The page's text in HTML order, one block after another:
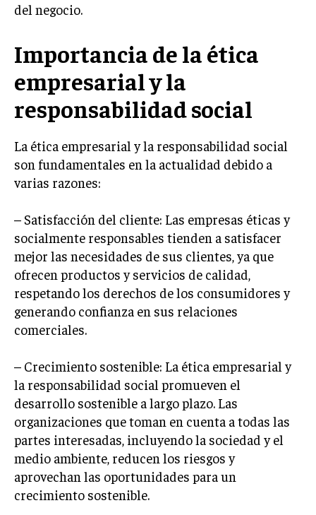
GESTIÓN DEL RIESGO EMPRESARIAL
DERECHO EMPRESARIAL Y REGULACIONES
ÉXITO EMPRESARIAL Y CASOS DE ESTUDIO
GOBIERNO CORPORATIVO
NEGOCIOS
ESTRATEGIAS DE NEGOCIOS
MARKETING B2B
MARKETING B2C
FRANQUICIAS
MARKETING DE INFLUENCERS
E-COMMERCE
E-COMMERCE Y COMERCIO ELECTRÓNICO
GESTIÓN DE CRISIS EMPRESARIALES
EMPRESAS Y STARTUPS TECNOLÓGICAS
GESTIÓN DE LA EXPERIENCIA DEL CLIENTE
PROYECTOS
GESTIÓN DE PROYECTOS
del negocio.
Importancia de la ética
empresarial y la
responsabilidad social
La ética empresarial y la responsabilidad social
son fundamentales en la actualidad debido a
varias razones:
– Satisfacción del cliente: Las empresas éticas y
socialmente responsables tienden a satisfacer
mejor las necesidades de sus clientes, ya que
ofrecen productos y servicios de calidad,
respetando los derechos de los consumidores y
generando confianza en sus relaciones
comerciales.
– Crecimiento sostenible: La ética empresarial y
la responsabilidad social promueven el
desarrollo sostenible a largo plazo. Las
organizaciones que toman en cuenta a todas las
partes interesadas, incluyendo la sociedad y el
medio ambiente, reducen los riesgos y
aprovechan las oportunidades para un
crecimiento sostenible.